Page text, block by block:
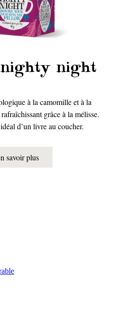
night
à la camomille et à la
grâce à la mélisse.
d’un livre au coucher.
savoir plus